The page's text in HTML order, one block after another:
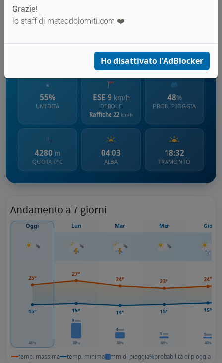
↑ 25° ↓ 15°
Falcade
55%
UMIDITÀ
ESE 9 km/h
DEBOLE
Raffiche 22 km/h
48%
PROB. PIOGGIA
4280 m
QUOTA 0°C
04:03
ALBA
18:32
TRAMONTO
Andamento a 7 giorni
Oggi Lun Mar Mer Gio
48%
9mm
80%
4mm
88%
1 mm
69%
1mm
40%
25°
15°
27°
15°
24°
14°
23°
15°
24°
15°
temp. massima temp. minima mm di pioggia%probabilità di pioggia
Grazie!
lo staff di meteodolomiti.com ❤️
Ho disattivato l'AdBlocker